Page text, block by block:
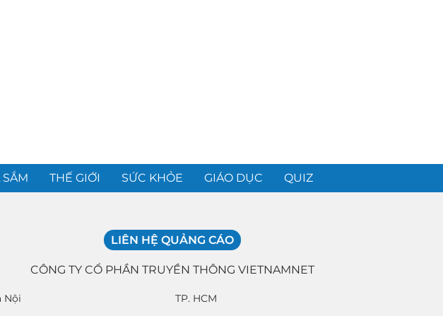
THẾ GIỚI SỨC KHỎE GIÁO DỤC QUIZ
LIÊN HỆ QUẢNG CÁO
CÔNG TY CỔ PHẦN TRUYỀN THÔNG VIETNAMNET
Nội TP. HCM